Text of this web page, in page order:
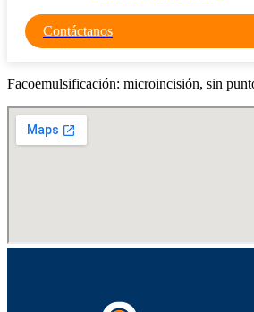
Contáctanos
Facoemulsificación: microincisión, sin